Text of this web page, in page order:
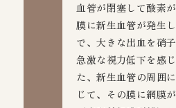
血管が閉塞して酸素
膜に新生血管が発生
で、大きな出血を硝
急激な視力低下を感
た、新生血管の周囲
じて、その膜に網膜